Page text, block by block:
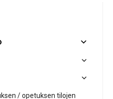
/ opetuksen tilojen